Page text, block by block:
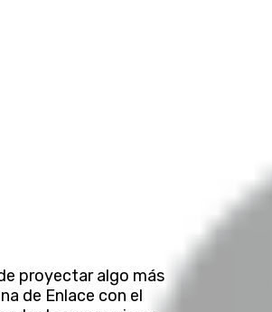
proyectar algo más
de Enlace con el